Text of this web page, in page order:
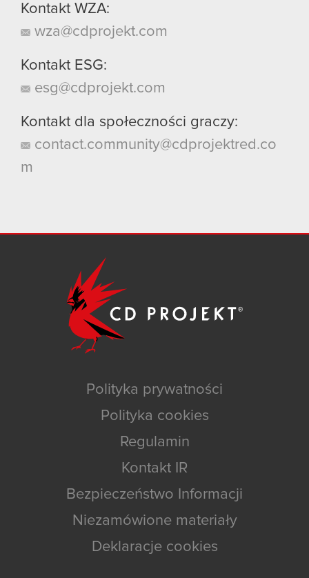
Kontakt WZA:
wza@cdprojekt.com
Kontakt ESG:
esg@cdprojekt.com
Kontakt dla społeczności graczy:
contact.community@cdprojektred.co
m
Polityka prywatności
Polityka cookies
Regulamin
Kontakt IR
Bezpieczeństwo Informacji
Niezamówione materiały
Deklaracje cookies